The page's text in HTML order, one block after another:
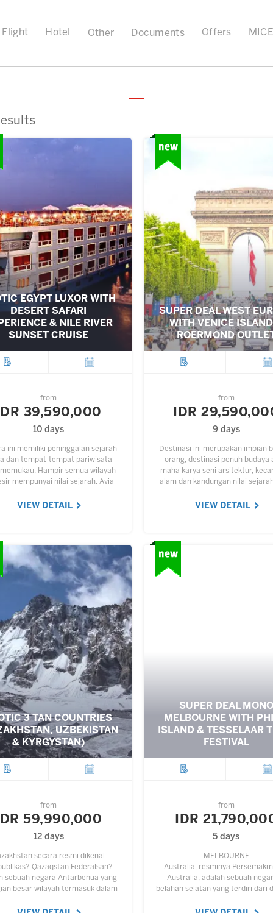
Flight Hotel Other Documents Offers MICE
EGYPT LUXOR WITH
DESERT SAFARI
& NILE RIVER
SUNSET CRUISE
from
IDR 39,590,000
10 days
ini memiliki peninggalan sejarah
dan tempat-tempat pariwisata
Hampir semua wilayah
mempunyai nilai sejarah. Avia
tersebut dengan pengalaman
VIEW DETAIL
SUPER DEAL WEST
WITH VENICE
ROERMOND
from
IDR
9 days
Destinasi ini merupakan impian
orang, destinasi penuh budaya
maha karya seni arsitektur,
alam dan kandungan nilai
dijadikan objek wisata,…
VIEW DETAIL
3 TAN COUNTRIES
UZBEKISTAN
& KYRGYSTAN)
from
IDR 59,990,000
12 days
secara resmi dikenal
Qazaqstan Federalsan?
sebuah negara Antarbenua yang
besar wilayah termasuk dalam
termasuk dalam kawasan Eropa
SUPER DEAL MONO
MELBOURNE WITH
ISLAND & TESSELAAR
FESTIVAL
from
IDR
5 days
MELBOURNE
Australia, resminya
Australia, adalah sebuah
belahan selatan yang terdiri dari
dan berbagai pulau kecil di